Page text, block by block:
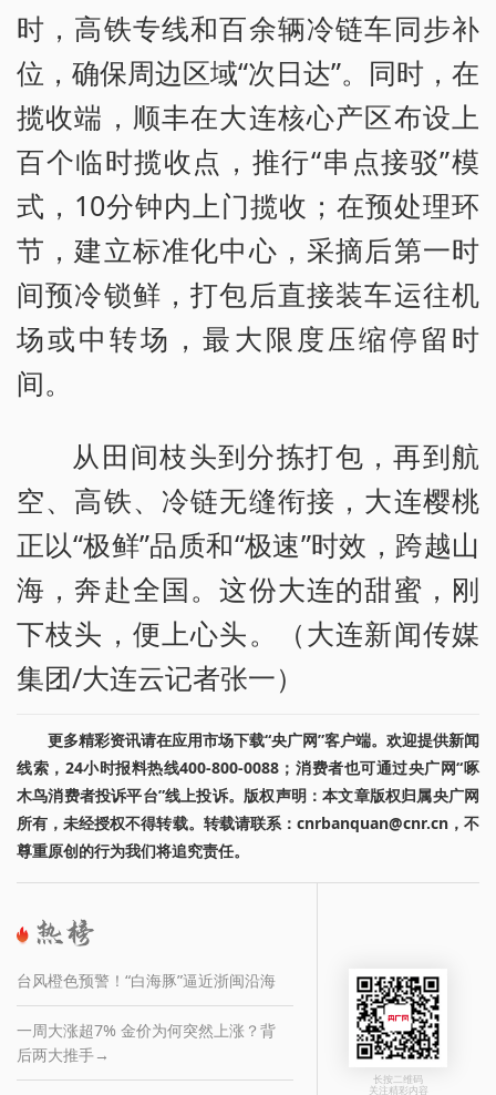
时，高铁专线和百余辆冷链车同步补
位，确保周边区域“次日达”。同时，在
揽收端，顺丰在大连核心产区布设上
百个临时揽收点，推行“串点接驳”模
式，10分钟内上门揽收；在预处理环
节，建立标准化中心，采摘后第一时
间预冷锁鲜，打包后直接装车运往机
场或中转场，最大限度压缩停留时
间。
从田间枝头到分拣打包，再到航
空、高铁、冷链无缝衔接，大连樱桃
正以“极鲜”品质和“极速”时效，跨越山
海，奔赴全国。这份大连的甜蜜，刚
下枝头，便上心头。（大连新闻传媒
集团/大连云记者张一）
更多精彩资讯请在应用市场下载“央广网”客户端。欢迎提供新闻
线索，24小时报料热线400-800-0088；消费者也可通过央广网“啄
木鸟消费者投诉平台”线上投诉。版权声明：本文章版权归属央广网
所有，未经授权不得转载。转载请联系：cnrbanquan@cnr.cn，不
尊重原创的行为我们将追究责任。
台风橙色预警！“白海豚”逼近浙闽沿海
一周大涨超7% 金价为何突然上涨？背
后两大推手→
长按二维码
关注精彩内容